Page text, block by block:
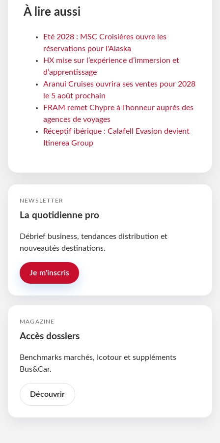
À lire aussi
Eté 2028 : MSC Croisières ouvre les
réservations pour l'Alaska
HX mise sur l’expérience d’immersion et
d’apprentissage
Aranui Cruises ouvrira ses ventes pour 2028
le 5 août prochain
FRAM remet Chypre à l'honneur auprès des
agences de voyages
Réceptif ibérique : Calafell Evasion devient
Itinerea Group
NEWSLETTER
La quotidienne pro
Débrief business, tendances distribution et
nouveautés destinations.
Je m'inscris
MAGAZINE
Accès dossiers
Benchmarks marchés, Icotour et suppléments
Bus&Car.
Découvrir